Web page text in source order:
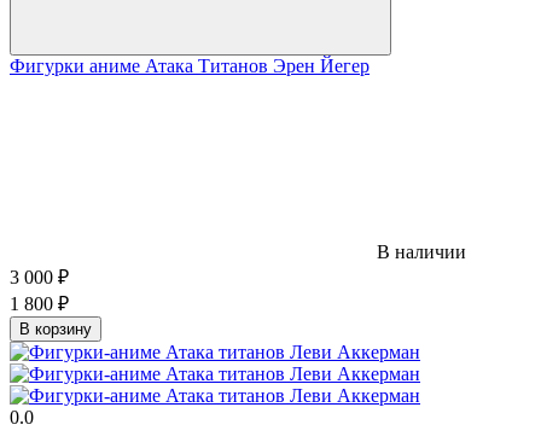
Фигурки аниме Атака Титанов Эрен Йегер
В наличии
3 000 ₽
1 800 ₽
В корзину
0.0